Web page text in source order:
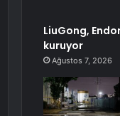
LiuGong,
kuruyor
Ağustos 7, 2026